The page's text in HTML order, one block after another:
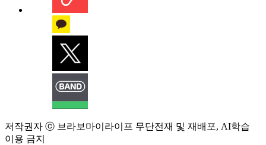
저작권자 ⓒ 브라보마이라이프 무단전재 및 재배포, AI학습
이용 금지